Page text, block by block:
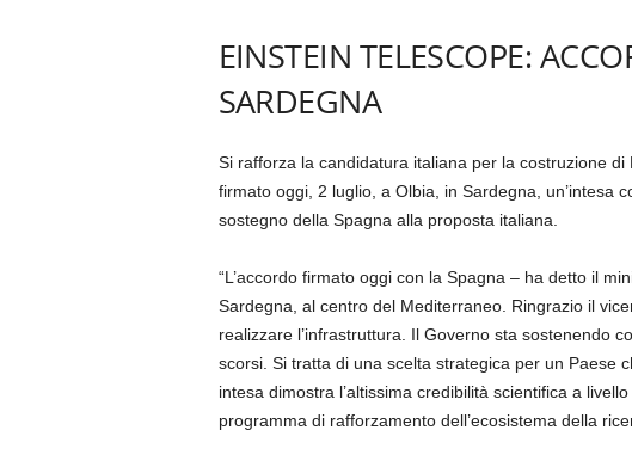
EINSTEIN TELESCOPE:
SARDEGNA
Si rafforza la candidatura italiana per la costruzione
firmato oggi, 2 luglio, a Olbia, in Sardegna, un’intesa
sostegno della Spagna alla proposta italiana.
“L’accordo firmato oggi con la Spagna – ha detto il
Sardegna, al centro del Mediterraneo. Ringrazio il
realizzare l’infrastruttura. Il Governo sta sostenendo
scorsi. Si tratta di una scelta strategica per un Paese
intesa dimostra l’altissima credibilità scientifica a
programma di rafforzamento dell’ecosistema della